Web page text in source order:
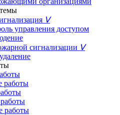
ᐯ
управления доступом
сигнализации ᐯ
работы
работы